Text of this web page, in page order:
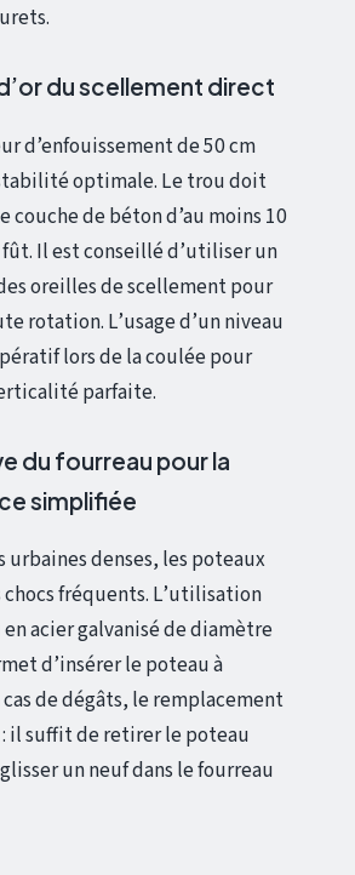
du scellement direct
d’enfouissement de 50 cm
optimale. Le trou doit
couche de béton d’au moins 10
Il est conseillé d’utiliser un
oreilles de scellement pour
rotation. L’usage d’un niveau
lors de la coulée pour
parfaite.
du fourreau pour la
simplifiée
urbaines denses, les poteaux
fréquents. L’utilisation
acier galvanisé de diamètre
d’insérer le poteau à
de dégâts, le remplacement
il suffit de retirer le poteau
un neuf dans le fourreau